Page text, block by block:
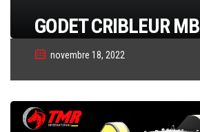
GODET CRIBLEUR MB
novembre 18, 2022